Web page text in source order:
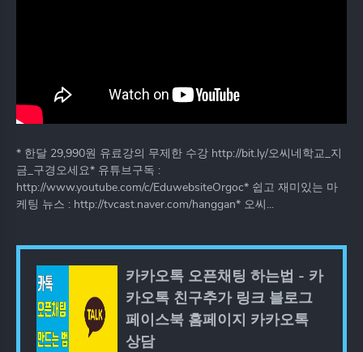
* 한달 29,990원 유료강의 무제한 수강 http://bit.ly/오씨네학교_지
금_구경오세요* 유튜브구독 :
http://www.youtube.com/c/EduwebsiteOrgoc* 쉽고 재미있는 마
케팅 뉴스 : http://tvcast.naver.com/hanggan* 오씨...
카카오톡 오픈채팅 하는법 - 카
카오톡 친구추가 링크 블로그
페이스북 홈페이지 카카오톡
상담